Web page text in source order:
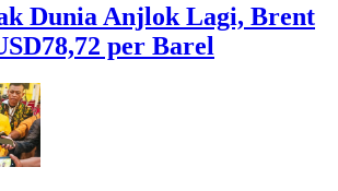
Dunia Anjlok Lagi, Brent
per Barel